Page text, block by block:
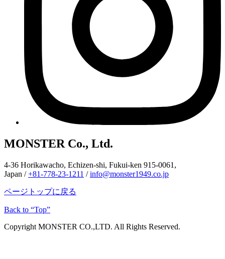
MONSTER Co., Ltd.
4-36 Horikawacho, Echizen-shi, Fukui-ken 915-0061,
Japan /+81-778-23-1211 /info@monster1949.co.jp
ページトップに戻る
Back to “Top”
Copyright MONSTER CO.,LTD. All Rights Reserved.